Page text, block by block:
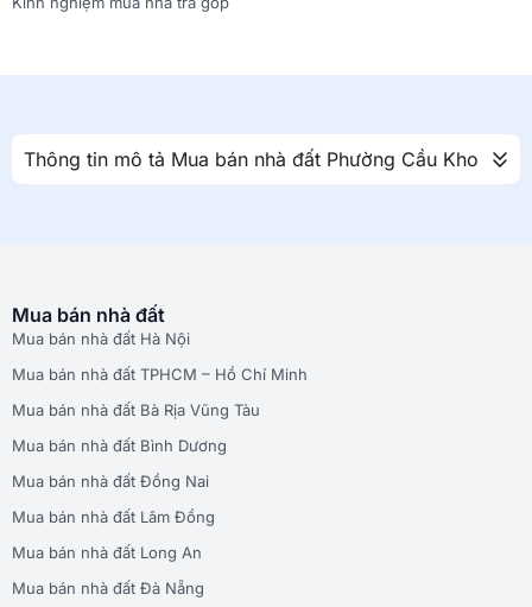
Thông tin mô tả Mua bán nhà đất Phường Cầu Kho
Mua bán nhà đất
Mua bán nhà đất Hà Nội
Mua bán nhà đất TPHCM – Hồ Chí Minh
Mua bán nhà đất Bà Rịa Vũng Tàu
Mua bán nhà đất Bình Dương
Mua bán nhà đất Đồng Nai
Mua bán nhà đất Lâm Đồng
Mua bán nhà đất Long An
Mua bán nhà đất Đà Nẵng